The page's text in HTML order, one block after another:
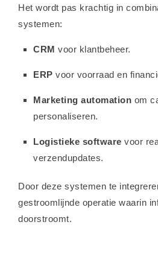
Het wordt pas krachtig in
systemen:
CRM voor klantbeheer.
ERP voor voorraad en
Marketing automation om
personaliseren.
Logistieke software voor
verzendupdates.
Door deze systemen te
gestroomlijnde operatie waarin
doorstroomt.